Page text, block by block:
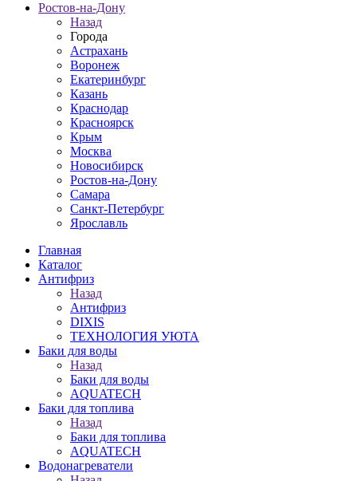
Ростов-на-Дону
Назад
Города
Астрахань
Воронеж
Екатеринбург
Казань
Краснодар
Красноярск
Крым
Москва
Новосибирск
Ростов-на-Дону
Самара
Санкт-Петербург
Ярославль
Главная
Каталог
Антифриз
Назад
Антифриз
DIXIS
ТЕХНОЛОГИЯ УЮТА
Баки для воды
Назад
Баки для воды
AQUATECH
Баки для топлива
Назад
Баки для топлива
AQUATECH
Водонагреватели